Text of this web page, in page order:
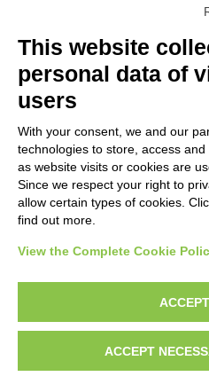
Fondazione Centro Studi
Work of art Entry
Anonimo aretino sec. XIV,
diritto d’autore, legge 22 aprile 1941 n.
dei fotografi che hanno realizzato le
istituzioni che ne sono proprietari,
riproduzione con qualsiasi mezzo
This website
personal data of
users
With your consent, we and our
technologies to store, access
as website visits or cookies are
Since we respect your right to
allow certain types of cookies.
find out more.
View the Complete Cookie
ACCEPT